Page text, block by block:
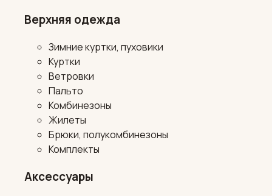
Верхняя одежда
Зимние куртки, пуховики
Куртки
Ветровки
Пальто
Комбинезоны
Жилеты
Брюки, полукомбинезоны
Комплекты
Аксессуары